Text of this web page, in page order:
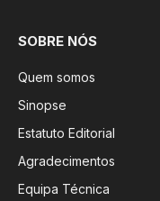
SOBRE NÓS
Quem somos
Sinopse
Estatuto Editorial
Agradecimentos
Equipa Técnica